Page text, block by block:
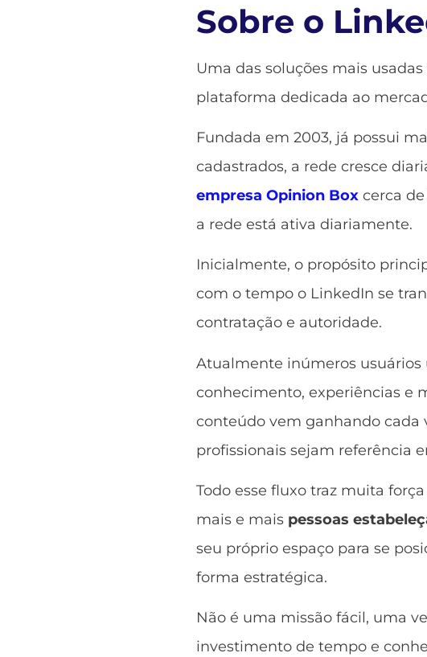
Sobre o
Uma das soluções mais
plataforma dedicada ao
Fundada em 2003, já possui
cadastrados, a rede cresce
empresa Opinion Box cerca
a rede está ativa diariamente.
Inicialmente, o propósito
com o tempo o LinkedIn se
contratação e autoridade.
Atualmente inúmeros
conhecimento, experiências e
conteúdo vem ganhando cada
profissionais sejam referência
Todo esse fluxo traz muita
mais e mais pessoas
seu próprio espaço para se
forma estratégica.
Não é uma missão fácil, uma
investimento de tempo e